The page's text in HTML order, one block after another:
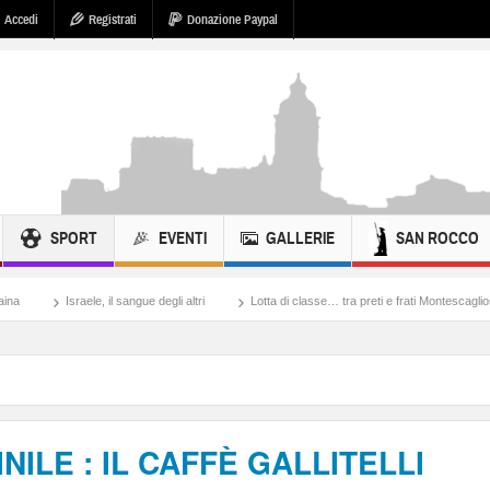
Accedi Registrati Donazione Paypal
SPORT EVENTI GALLERIE SAN ROCCO
sangue degli altri Lotta di classe… tra preti e frati Montescaglioso
: IL CAFFÈ GALLITELLI